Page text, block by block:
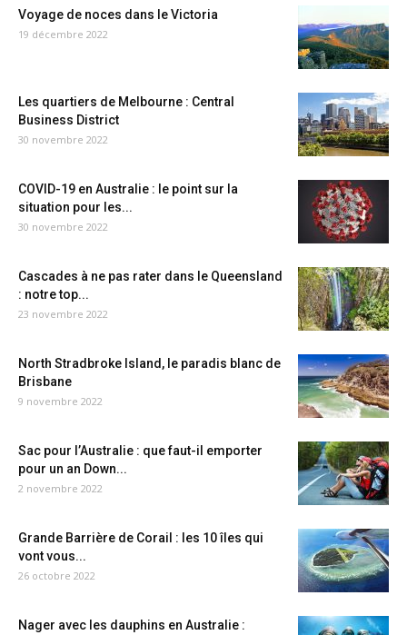
Voyage de noces dans le Victoria
19 décembre 2022
Les quartiers de Melbourne : Central
Business District
30 novembre 2022
COVID-19 en Australie : le point sur la
situation pour les...
30 novembre 2022
Cascades à ne pas rater dans le Queensland
: notre top...
23 novembre 2022
North Stradbroke Island, le paradis blanc de
Brisbane
9 novembre 2022
Sac pour l’Australie : que faut-il emporter
pour un an Down...
2 novembre 2022
Grande Barrière de Corail : les 10 îles qui
vont vous...
26 octobre 2022
Nager avec les dauphins en Australie :